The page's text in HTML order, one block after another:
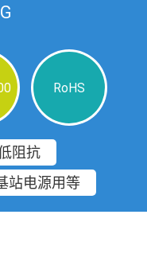
RoHS
阻抗
站电源用等